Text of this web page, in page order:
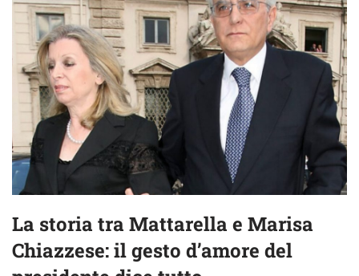
La storia tra Mattarella e Marisa
Chiazzese: il gesto d’amore del